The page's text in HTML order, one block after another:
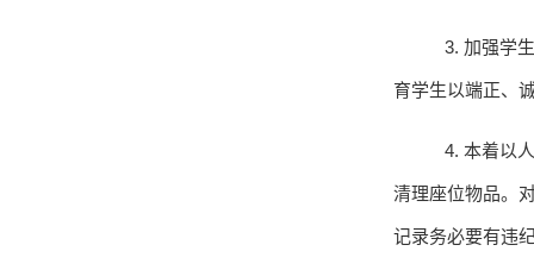
3. 加强学
育学生以端正、
4. 本着以
清理座位物品。
记录务必要有违